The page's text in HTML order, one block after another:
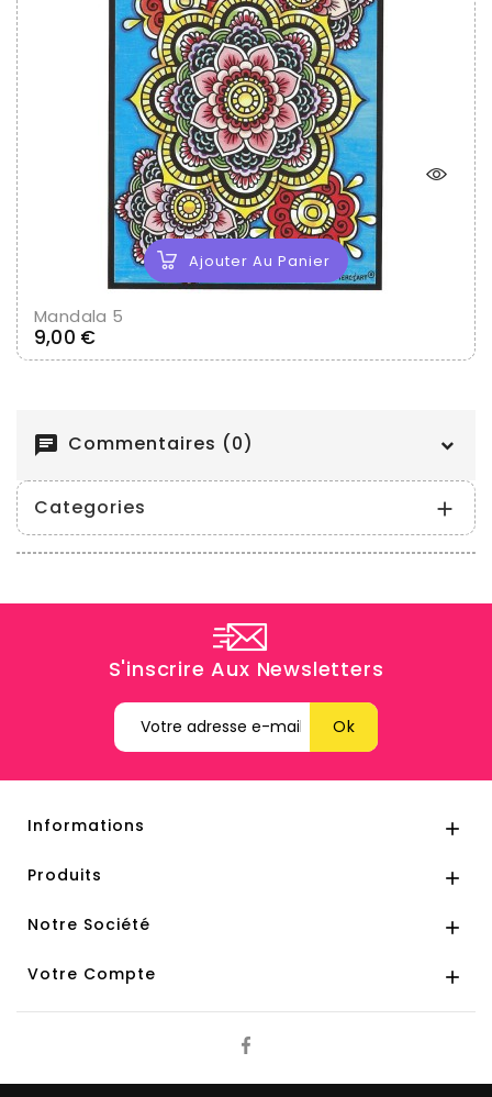
Ajouter Au Panier
Mandala 5
9,00 €Prix
chat Commentaires (0)
Categories 
S'inscrire Aux Newsletters
Informations 
Produits 
Notre Société 
Votre Compte 